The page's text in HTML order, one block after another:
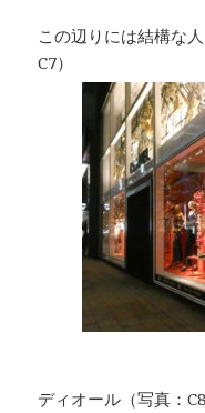
この辺りには結構な
C7）
ディオール（写真：C8